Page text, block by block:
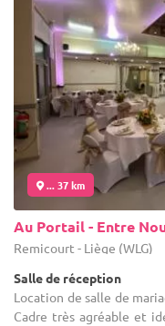
... 37 km
Au Portail - Entre
Remicourt - Liège (WLG)
Salle de réception
Location de salle de
Cadre très agréable et